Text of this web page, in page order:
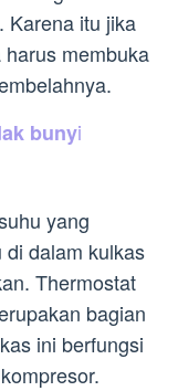
Karena itu jika
membuka
bunyi
yang
di dalam kulkas
Thermostat
bagian
ini berfungsi